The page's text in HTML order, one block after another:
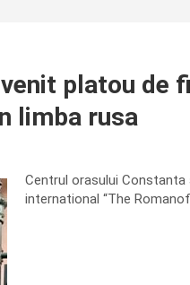
platou
limba rusa
Centrul orasului
international “The